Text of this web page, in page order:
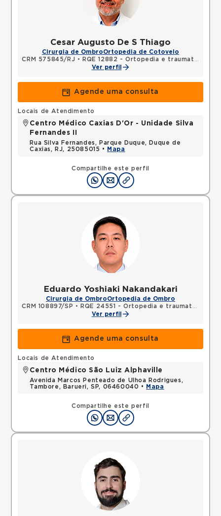
Cesar Augusto De S Thiago
Cirurgia de OmbroOrtopedia de Cotovelo
CRM 575845/RJ •
RQE 12882 - Ortopedia e traumatologia
Ver perfil
Agende uma consulta
Compartilhe este perfil
Locais de Atendimento
Centro Médico Caxias D'Or - Unidade Silva
Fernandes II
Rua Silva Fernandes, Parque Duque, Duque de
Caxias, RJ, 25085015 •
Mapa
Eduardo Yoshiaki Nakandakari
Cirurgia de OmbroOrtopedia de Ombro
CRM 108897/SP •
RQE 24551 - Ortopedia e traumatologia
Ver perfil
Agende uma consulta
Compartilhe este perfil
Locais de Atendimento
Centro Médico São Luiz Alphaville
Avenida Marcos Penteado de Ulhoa Rodrigues,
Tambore, Barueri, SP, 06460040 •
Mapa